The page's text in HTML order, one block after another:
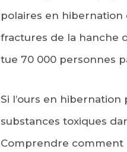
polaires en
fractures de la hanche
tue 70 000 personnes
Si l’ours en
substances toxiques
Comprendre comment